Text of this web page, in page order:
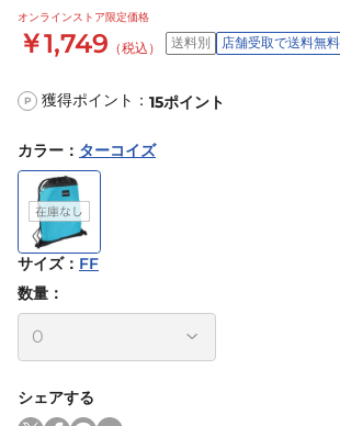
オンラインストア限定価格
￥1,749 （税込） 送料別 店舗受取で送料無料
P 獲得ポイント： 15ポイント
カラー ： ターコイズ
サイズ： FF
数量：
シェアする